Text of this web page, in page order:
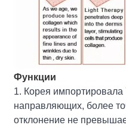
Функции
1. Корея
направляющих, более
отклонение не